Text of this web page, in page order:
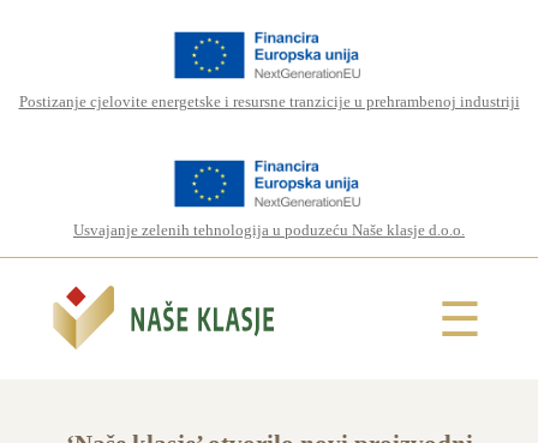
Postizanje cjelovite energetske i resursne tranzicije u prehrambenoj industriji
Usvajanje zelenih tehnologija u poduzeću Naše klasje d.o.o.
☰